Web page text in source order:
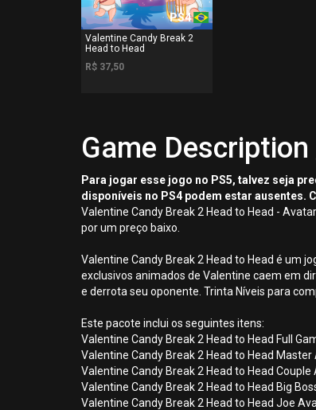
PS4
Valentine Candy Break 2
Head to Head
R$ 37,50
Game
Para jogar esse jogo no PS5, talvez seja
disponíveis no PS4 podem estar ausentes.
Valentine Candy Break 2 Head to Head -
por um preço baixo.
Valentine Candy Break 2 Head to Head é um
exclusivos animados de Valentine caem em
e derrota seu oponente. Trinta Níveis para
Este pacote inclui os seguintes itens:
Valentine Candy Break 2 Head to Head Full
Valentine Candy Break 2 Head to Head Master
Valentine Candy Break 2 Head to Head Couple
Valentine Candy Break 2 Head to Head Big
Valentine Candy Break 2 Head to Head Joe